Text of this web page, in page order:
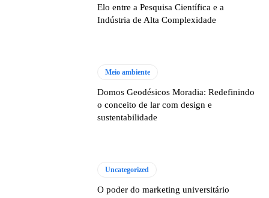
Elo entre a Pesquisa Científica e a
Indústria de Alta Complexidade
Meio ambiente
Domos Geodésicos Moradia: Redefinindo
o conceito de lar com design e
sustentabilidade
Uncategorized
O poder do marketing universitário